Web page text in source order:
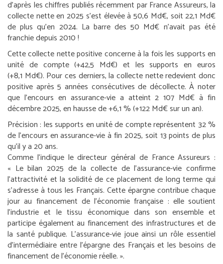
d’après les chiffres publiés récemment par France Assureurs, la
collecte nette en 2025 s’est élevée à 50,6 Md€, soit 22,1 Md€
de plus qu’en 2024. La barre des 50 Md€ n’avait pas été
franchie depuis 2010 !
Cette collecte nette positive concerne à la fois les supports en
unité de compte (+42,5 Md€) et les supports en euros
(+8,1 Md€). Pour ces derniers, la collecte nette redevient donc
positive après 5 années consécutives de décollecte. À noter
que l’encours en assurance-vie a atteint 2 107 Md€ à fin
décembre 2025, en hausse de +6,1 % (+122 Md€ sur un an).
Précision : les supports en unité de compte représentent 32 %
de l’encours en assurance-vie à fin 2025, soit 13 points de plus
qu’il y a 20 ans.
Comme l’indique le directeur général de France Assureurs :
« Le bilan 2025 de la collecte de l’assurance-vie confirme
l’attractivité et la solidité de ce placement de long terme qui
s’adresse à tous les Français. Cette épargne contribue chaque
jour au financement de l’économie française : elle soutient
l’industrie et le tissu économique dans son ensemble et
participe également au financement des infrastructures et de
la santé publique. L’assurance-vie joue ainsi un rôle essentiel
d’intermédiaire entre l’épargne des Français et les besoins de
financement de l’économie réelle.».